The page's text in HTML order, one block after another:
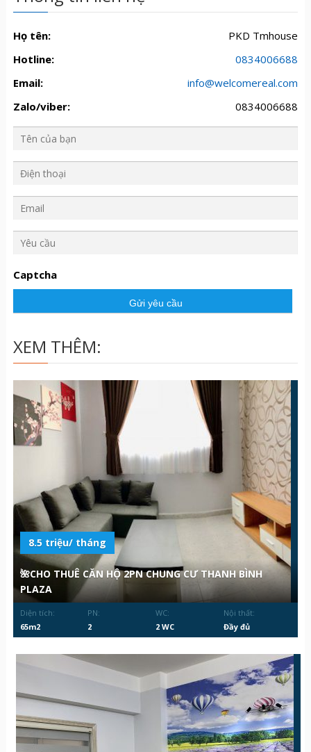
Họ tên:
PKD Tmhouse
Hotline:
0834006688
Email:
info@welcomereal.com
Zalo/viber:
0834006688
c
ầ
Captcha
XEM THÊM:
8.5 triệu/ tháng
🌺CHO THUÊ CĂN HỘ 2PN CHUNG CƯ THANH BÌNH
PLAZA
Diện tích:
65m2
PN:
2
WC:
2 WC
Nội thất:
Đầy đủ